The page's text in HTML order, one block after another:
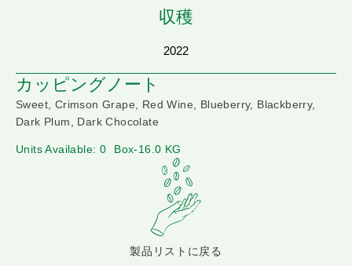
収穫
2022
カッピングノート
Sweet, Crimson Grape, Red Wine, Blueberry, Blackberry,
Dark Plum, Dark Chocolate
Units Available: 0 Box-16.0 KG
製品リストに戻る